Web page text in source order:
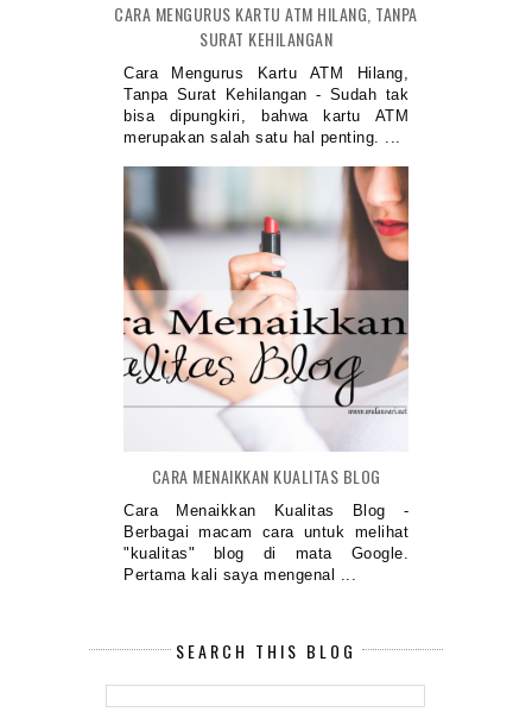
CARA MENGURUS KARTU ATM HILANG, TANPA
SURAT KEHILANGAN
Cara Mengurus Kartu ATM Hilang,
Tanpa Surat Kehilangan - Sudah tak
bisa dipungkiri, bahwa kartu ATM
merupakan salah satu hal penting. ...
CARA MENAIKKAN KUALITAS BLOG
Cara Menaikkan Kualitas Blog -
Berbagai macam cara untuk melihat
"kualitas" blog di mata Google.
Pertama kali saya mengenal ...
SEARCH THIS BLOG